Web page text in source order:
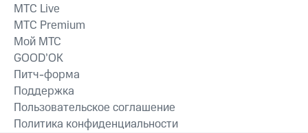
MTС Live
MTС Premium
Мой МТС
GOOD’OK
Питч-форма
Поддержка
Пользовательское соглашение
Политика конфиденциальности